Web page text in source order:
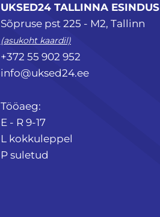
UKSED24 TALLINNA ESINDUS
Sõpruse pst 225 - M2, Tallinn
(asukoht kaardil)
+372 55 902 952
info@uksed24.ee
Tööaeg:
E - R 9-17
L kokkuleppel
P suletud